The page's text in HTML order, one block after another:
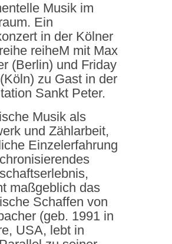
Musik im
Ein
in der Kölner
reiheM mit Max
(Berlin) und Friday
zu Gast in der
Sankt Peter.
Musik als
und Zählarbeit,
Einzelerfahrung
maßgeblich das
Schaffen von
(geb. 1991 in
USA, lebt in